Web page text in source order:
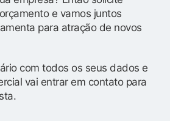
e vamos juntos
para atração de novos
com todos os seus dados e
vai entrar em contato para